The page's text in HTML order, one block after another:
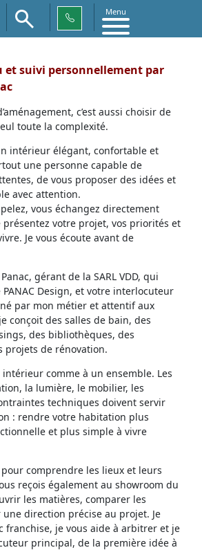
Menu
et suivi personnellement par
c’est aussi choisir de
toute la complexité.
intérieur élégant, confortable et
une personne capable de
de vous proposer des idées et
avec attention.
vous échangez directement
présentez votre projet, vos priorités et
Je vous écoute avant de
gérant de la SARL VDD, qui
PANAC Design, et votre interlocuteur
par mon métier et attentif aux
conçoit des salles de bain, des
des bibliothèques, des
projets de rénovation.
intérieur comme à un ensemble. Les
la lumière, le mobilier, les
techniques doivent servir
: rendre votre habitation plus
et plus simple à vivre
pour comprendre les lieux et leurs
reçois également au showroom du
les matières, comparer les
direction précise au projet. Je
franchise, je vous aide à arbitrer et je
principal, de la première idée à